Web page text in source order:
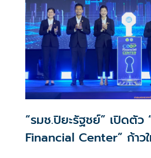
สหกรณ์โคนม
“รมช.ปิยะรัฐชย์” เปิดตัว
Financial Center” ก้า